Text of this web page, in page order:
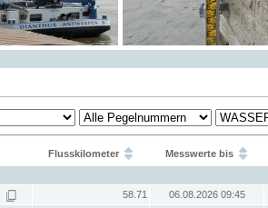
Flusskilometer Messwerte bis
58.71
06.08.2026 09:45